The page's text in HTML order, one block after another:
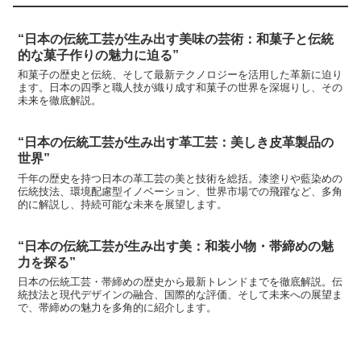
“日本の伝統工芸が生み出す美味の芸術：和菓子と伝統
的な菓子作りの魅力に迫る”
和菓子の歴史と伝統、そして最新テクノロジーを活用した革新に迫り
ます。日本の四季と職人技が織り成す和菓子の世界を深堀りし、その
未来を徹底解説。
“日本の伝統工芸が生み出す革工芸：美しき皮革製品の
世界”
千年の歴史を持つ日本の革工芸の美と技術を総括。漆塗りや藍染めの
伝統技法、環境配慮型イノベーション、世界市場での飛躍など、多角
的に解説し、持続可能な未来を展望します。
“日本の伝統工芸が生み出す美：和装小物・帯締めの魅
力を探る”
日本の伝統工芸・帯締めの歴史から最新トレンドまでを徹底解説。伝
統技法と現代デザインの融合、国際的な評価、そして未来への展望ま
で、帯締めの魅力を多角的に紹介します。